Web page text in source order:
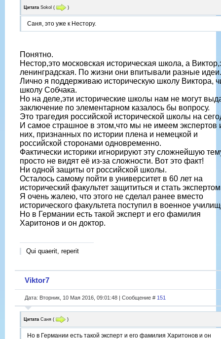
Цитата Sokol ( )
Саня, это уже к Нестору.
Понятно.
Нестор,это московская историческая школа, а
ленинградская. По жизни они впитывали разные идеи.
Лично я поддерживаю историческую школу Виктора,
школу Собчака.
Но на деле,эти исторические школы нам не могут
заключение по элементарном казалось бы вопросу.
Это трагедия российской исторической школы на
И самое страшное в этом,что мы не имеем экспертов
них, признанных по истории плена и немецкой и
российской сторонами одновременно.
Фактически историки игнорируют эту сложнейшую
просто не видят её из-за сложности. Вот это факт!
Ни одной защиты от российской школы.
Осталось самому пойти в университет в 60 лет на
исторический факультет защититься и стать
Я очень жалею, что этого не сделал ранее вместо
исторического факультета поступил в военное
Но в Германии есть такой эксперт и его фамилия
Харитонов и он доктор.
Qui quaerit, reperit
Viktor7
Дата: Вторник, 10 Мая 2016, 09:01:48 | Сообщение # 151
Цитата Саня ( )
Но в Германии есть такой эксперт и его фамилия Харитонов и он